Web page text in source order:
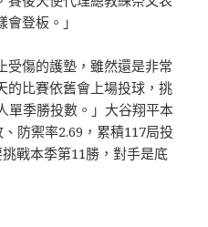
登板。」
受傷的護墊，雖然還是非常
的比賽依舊會上場投球，挑
單季勝投數。」大谷翔平本
防禦率2.69，累積117局投
戰本季第11勝，對手是底